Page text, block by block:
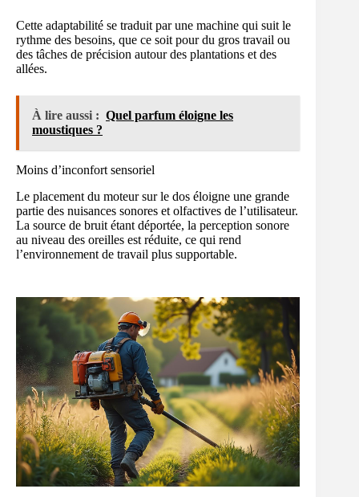
Cette adaptabilité se traduit par une machine qui suit le
rythme des besoins, que ce soit pour du gros travail ou
des tâches de précision autour des plantations et des
allées.
À lire aussi : Quel parfum éloigne les
moustiques ?
Moins d’inconfort sensoriel
Le placement du moteur sur le dos éloigne une grande
partie des nuisances sonores et olfactives de l’utilisateur.
La source de bruit étant déportée, la perception sonore
au niveau des oreilles est réduite, ce qui rend
l’environnement de travail plus supportable.